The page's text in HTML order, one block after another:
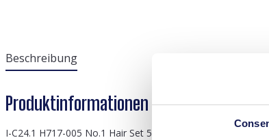
Beschreibung
Produktinformationen "I-C24.1 H717-
I-C24.1 H717-005 No.1 Hair Set 5pcs for Kids Stars